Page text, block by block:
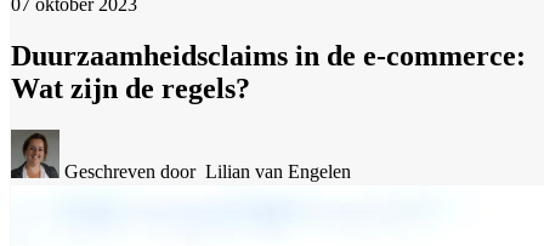
Duurzaamheidsclaims in de e-commerce:
Wat zijn de regels?
Geschreven door Lilian van Engelen